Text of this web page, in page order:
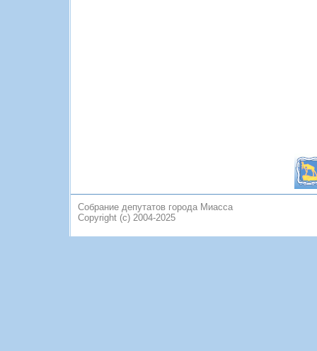
Собрание депутатов города Миасса
Copyright (c) 2004-2025